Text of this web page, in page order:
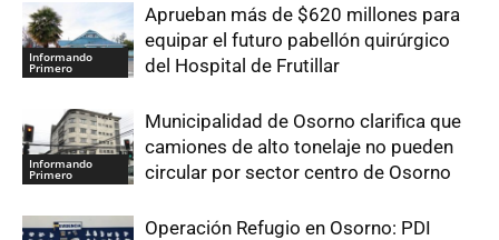
Informando
Primero
Aprueban más de $620 millones para
equipar el futuro pabellón quirúrgico
del Hospital de Frutillar
Informando
Primero
Municipalidad de Osorno clarifica que
camiones de alto tonelaje no pueden
circular por sector centro de Osorno
Operación Refugio en Osorno: PDI